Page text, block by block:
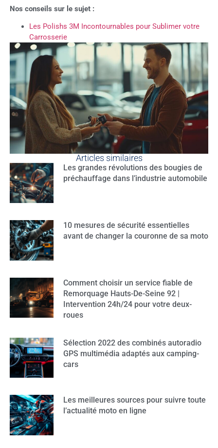
Nos conseils sur le sujet :
Les Polishs 3M Incontournables pour Sublimer votre
Carrosserie
Articles similaires
Les grandes révolutions des bougies de
préchauffage dans l’industrie automobile
10 mesures de sécurité essentielles
avant de changer la couronne de sa moto
Comment choisir un service fiable de
Remorquage Hauts-De-Seine 92 |
Intervention 24h/24 pour votre deux-
roues
Sélection 2022 des combinés autoradio
GPS multimédia adaptés aux camping-
cars
Les meilleures sources pour suivre toute
l’actualité moto en ligne